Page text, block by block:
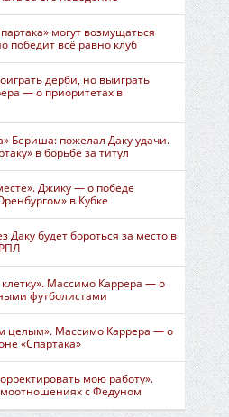
могут возмущаться
победит всё равно клуб
дерби, но выиграть
— о приоритетах в
Бериша: пожелал Даку удачи.
в борьбе за титул
Джику — о победе
в Кубке
Даку будет бороться за место в
Массимо Каррера — о
футболистами
целым». Массимо Каррера — о
«Спартака»
мою работу».
с Федуном